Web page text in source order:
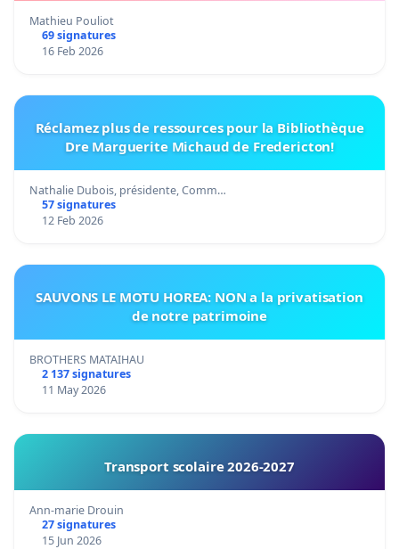
Mathieu Pouliot
69 signatures
16 Feb 2026
Réclamez plus de ressources pour la Bibliothèque
Dre Marguerite Michaud de Fredericton!
Nathalie Dubois, présidente, Comm…
57 signatures
12 Feb 2026
SAUVONS LE MOTU HOREA: NON a la privatisation
de notre patrimoine
BROTHERS MATAIHAU
2 137 signatures
11 May 2026
Transport scolaire 2026-2027
Ann-marie Drouin
27 signatures
15 Jun 2026